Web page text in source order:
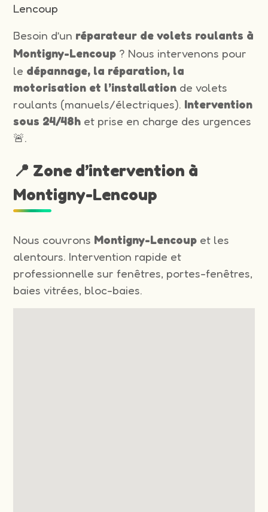
Lencoup
Besoin d’un réparateur de volets roulants à
Montigny-Lencoup ? Nous intervenons pour
le dépannage, la réparation, la
motorisation et l’installation de volets
roulants (manuels/électriques). Intervention
sous 24/48h et prise en charge des urgences
🚨.
📍 Zone d’intervention à
Montigny-Lencoup
Nous couvrons Montigny-Lencoup et les
alentours. Intervention rapide et
professionnelle sur fenêtres, portes-fenêtres,
baies vitrées, bloc-baies.